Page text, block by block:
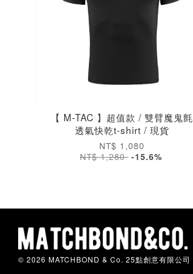
【 M-TAC 】超值款 / 雙臂魔鬼氈
透氣快乾t-shirt / 現貨
NT$ 1,080
NT$ 1,280 -15.6%
© 2026 MATCHBOND & Co. 25點創意有限公司